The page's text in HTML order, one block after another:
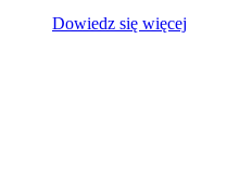
Dowiedz się więcej